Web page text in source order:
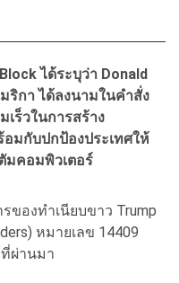
ได้ระบุว่า Donald
ริกา ได้ลงนามในคำสั่ง
เร็วในการสร้าง
มกับปกป้องประเทศให้
คอมพิวเตอร์
ของทำเนียบขาว Trump
หมายเลข 14409
ผ่านมา